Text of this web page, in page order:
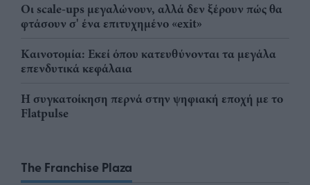
Οι scale-ups μεγαλώνουν, αλλά δεν ξέρουν πώς θα
φτάσουν σ' ένα επιτυχημένο «exit»
Καινοτομία: Εκεί όπου κατευθύνονται τα μεγάλα
επενδυτικά κεφάλαια
Η συγκατοίκηση περνά στην ψηφιακή εποχή με το
Flatpulse
The Franchise Plaza